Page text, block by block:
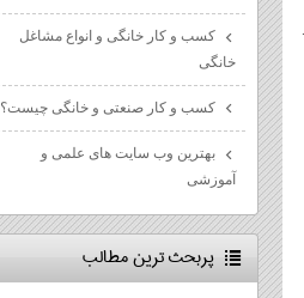
کسب و کار خانگی و انواع مشاغل
خانگی
کسب و کار صنعتی و خانگی چیست؟
بهترین وب سایت های علمی و
آموزشی
پربحث ترين مطالب